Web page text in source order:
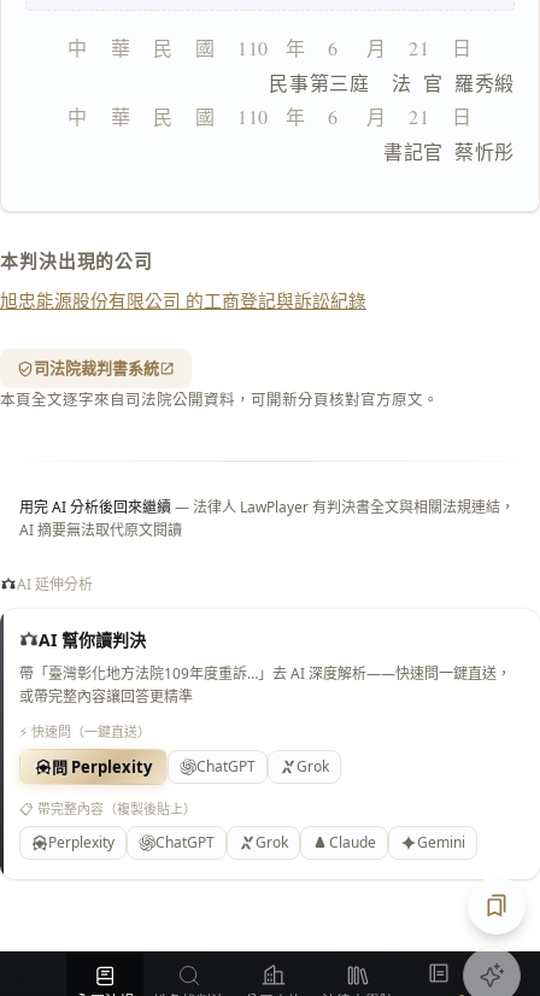
中    華    民    國    110   年    6     月    21    日
                  民事第三庭    法  官  羅秀緞
中    華    民    國    110   年    6     月    21    日
                                書記官  蔡忻彤
本判決出現的公司
旭忠能源股份有限公司 的工商登記與訴訟紀錄
司法院裁判書系統
本頁全文逐字來自司法院公開資料，可開新分頁核對官方原文。
用完 AI 分析後回來繼續— 法律人 LawPlayer 有判決書全文與相關法規連結，
AI 摘要無法取代原文閱讀
AI 延伸分析
AI 幫你讀判決
帶「臺灣彰化地方法院109年度重訴…」去 AI 深度解析——快速問一鍵直送，
或帶完整內容讓回答更精準
⚡ 快速問（一鍵直送）
問 Perplexity ChatGPT Grok
📋 帶完整內容（複製後貼上）
Perplexity ChatGPT Grok Claude Gemini
複
文
匯